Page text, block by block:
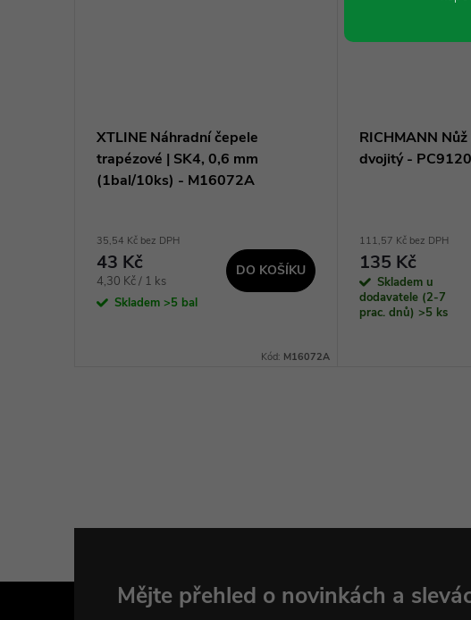
XTLINE Náhradní čepele
trapézové | SK4, 0,6 mm
(1bal/10ks) - M16072A
35,54 Kč bez DPH
43 Kč
Měrná
cena:
4,30 Kč / 1 ks
Skladem >5 bal
DO KOŠÍKU
Kód: M16072A
RICHMANN
dvojitý - PC9120
111,57 Kč bez DPH
135 Kč
Skladem u
dodavatele (2-7
prac. dnů) >5 ks
Mějte přehled o novinkách a